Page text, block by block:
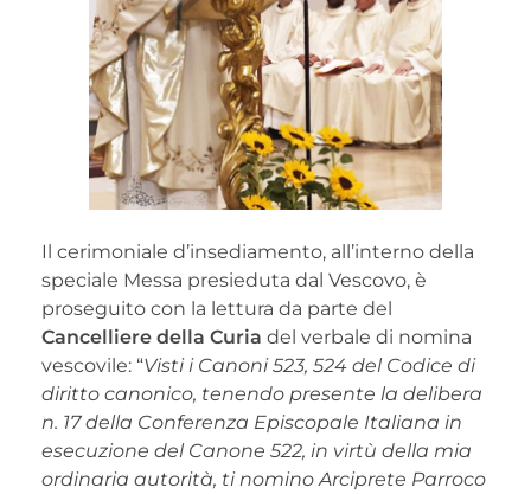
Il cerimoniale d’insediamento, all’interno della
speciale Messa presieduta dal Vescovo, è
proseguito con la lettura da parte del
Cancelliere della Curia del verbale di nomina
vescovile: “Visti i Canoni 523, 524 del Codice di
diritto canonico, tenendo presente la delibera
n. 17 della Conferenza Episcopale Italiana in
esecuzione del Canone 522, in virtù della mia
ordinaria autorità, ti nomino Arciprete Parroco